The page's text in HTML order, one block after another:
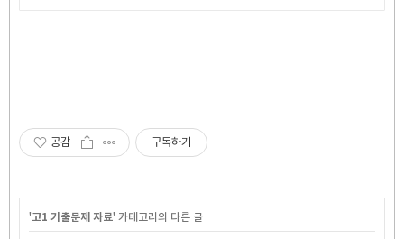
공감 구독하기
'고1 기출문제 자료' 카테고리의 다른 글